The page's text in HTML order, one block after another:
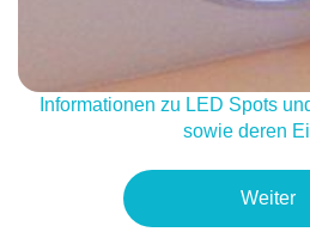
Informationen zu LED Spots
sowie deren
Weiter